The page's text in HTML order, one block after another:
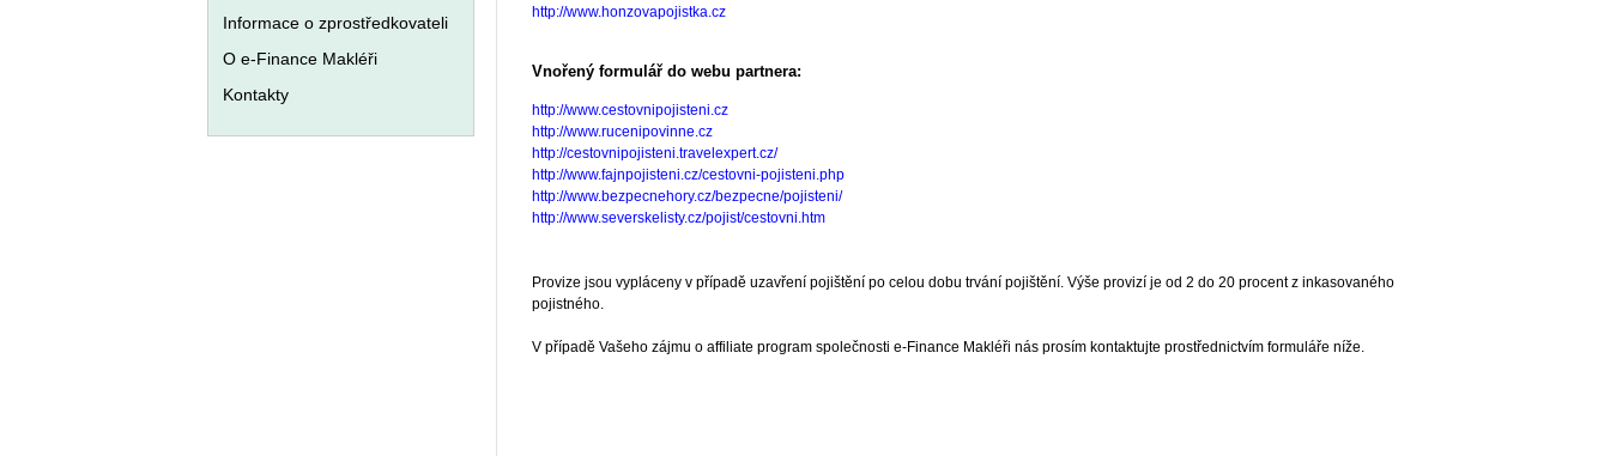
Informace o zprostředkovateli
O e-Finance Makléři
Kontakty
http://www.honzovapojistka.cz
Vnořený formulář do webu partnera:
http://www.cestovnipojisteni.cz
http://www.rucenipovinne.cz
http://cestovnipojisteni.travelexpert.cz/
http://www.fajnpojisteni.cz/cestovni-pojisteni.php
http://www.bezpecnehory.cz/bezpecne/pojisteni/
http://www.severskelisty.cz/pojist/cestovni.htm
Provize jsou vypláceny v případě uzavření pojištění po celou dobu trvání pojištění. Výše provizí je od 2 do 20 procent z inkasovaného
pojistného.
V případě Vašeho zájmu o affiliate program společnosti e-Finance Makléři nás prosím kontaktujte prostřednictvím formuláře níže.